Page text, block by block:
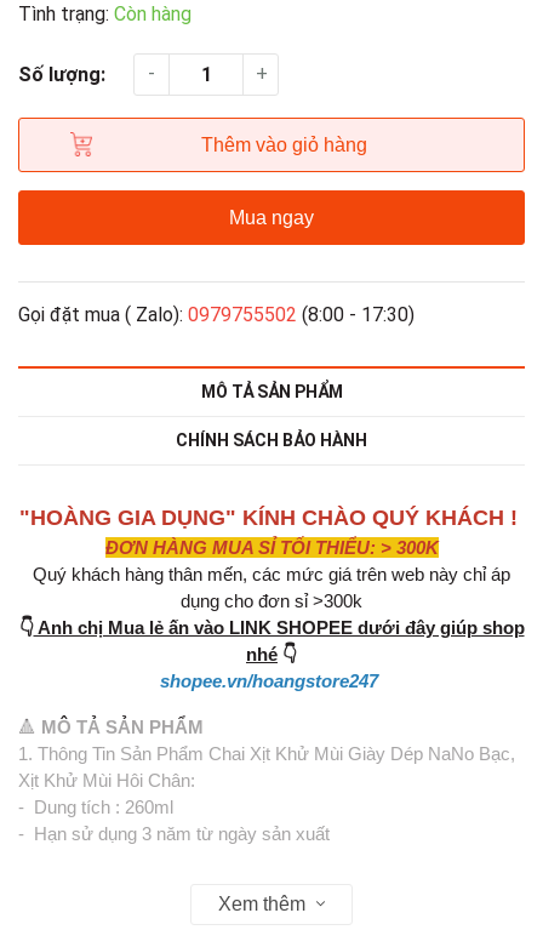
Tình trạng: Còn hàng
Số lượng: - +
Thêm vào giỏ hàng
Mua ngay
Gọi đặt mua ( Zalo): 0979755502 (8:00 - 17:30)
MÔ TẢ SẢN PHẨM
CHÍNH SÁCH BẢO HÀNH
"HOÀNG GIA DỤNG" KÍNH CHÀO QUÝ KHÁCH !
ĐƠN HÀNG MUA SỈ TỐI THIỂU: > 300K
Quý khách hàng thân mến, các mức giá trên web này chỉ áp
dụng cho đơn sỉ >300k
👇Anh chị Mua lẻ ấn vào LINK SHOPEE dưới đây giúp shop
nhé 👇
shopee.vn/hoangstore247
🔺 MÔ TẢ SẢN PHẨM
1. Thông Tin Sản Phẩm Chai Xịt Khử Mùi Giày Dép NaNo Bạc,
Xịt Khử Mùi Hôi Chân:
- Dung tích : 260ml
- Hạn sử dụng 3 năm từ ngày sản xuất
Bạc, Xịt Khử Mùi Hôi Chân:Xem thêm